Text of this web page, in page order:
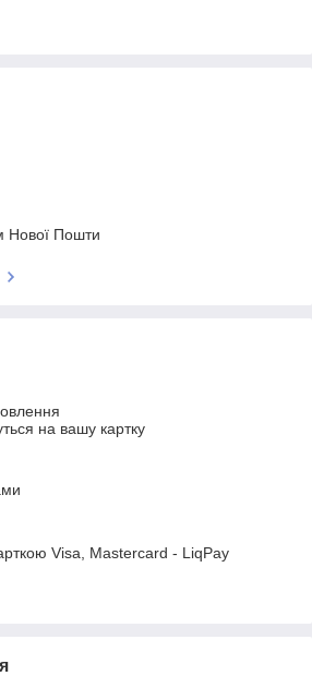
Нової Пошти
на вашу картку
Visa, Mastercard - LiqPay